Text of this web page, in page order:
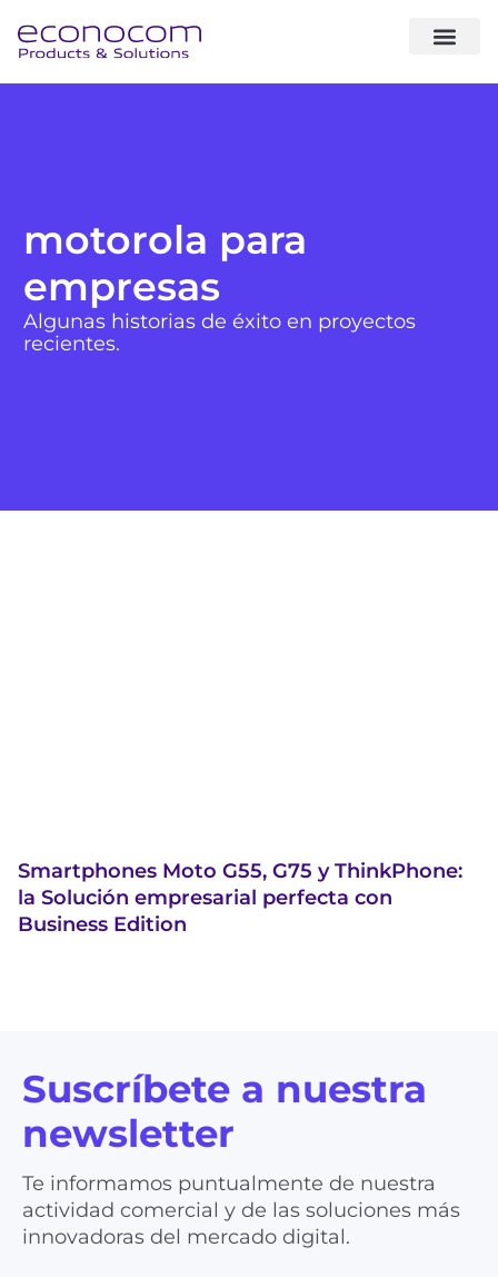
motorola para
empresas
Algunas historias de éxito en proyectos
recientes.
Smartphones Moto G55, G75 y ThinkPhone:
la Solución empresarial perfecta con
Business Edition
Suscríbete a nuestra
newsletter
Te informamos puntualmente de nuestra
actividad comercial y de las soluciones más
innovadoras del mercado digital.